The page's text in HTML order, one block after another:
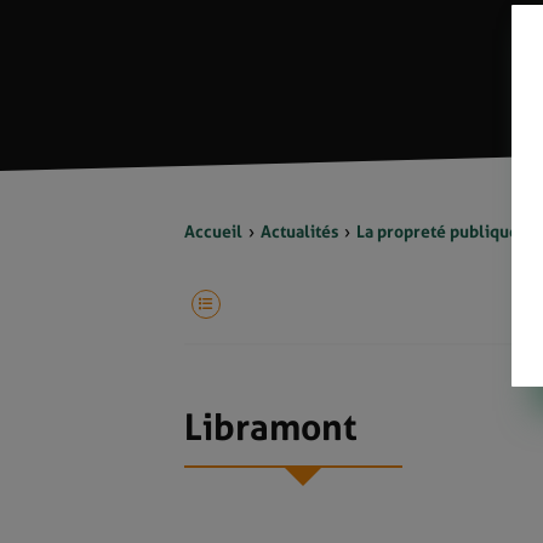
Accueil Actualités La propreté publique
Libramont